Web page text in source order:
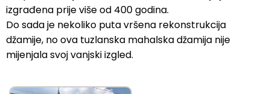
izgrađena prije više od 400 godina.
Do sada je nekoliko puta vršena rekonstrukcija
džamije, no ova tuzlanska mahalska džamija nije
mijenjala svoj vanjski izgled.